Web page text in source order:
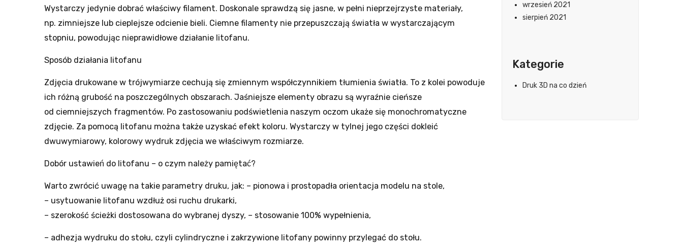
Wystarczy jedynie dobrać właściwy filament. Doskonale sprawdzą się jasne, w pełni nieprzejrzyste materiały,
np. zimniejsze lub cieplejsze odcienie bieli. Ciemne filamenty nie przepuszczają światła w wystarczającym
stopniu, powodując nieprawidłowe działanie litofanu.
Sposób działania litofanu
Zdjęcia drukowane w trójwymiarze cechują się zmiennym współczynnikiem tłumienia światła. To z kolei powoduje
ich różną grubość na poszczególnych obszarach. Jaśniejsze elementy obrazu są wyraźnie cieńsze
od ciemniejszych fragmentów. Po zastosowaniu podświetlenia naszym oczom ukaże się monochromatyczne
zdjęcie. Za pomocą litofanu można także uzyskać efekt koloru. Wystarczy w tylnej jego części dokleić
dwuwymiarowy, kolorowy wydruk zdjęcia we właściwym rozmiarze.
Dobór ustawień do litofanu – o czym należy pamiętać?
Warto zwrócić uwagę na takie parametry druku, jak: – pionowa i prostopadła orientacja modelu na stole,
– usytuowanie litofanu wzdłuż osi ruchu drukarki,
– szerokość ścieżki dostosowana do wybranej dyszy, – stosowanie 100% wypełnienia,
– adhezja wydruku do stołu, czyli cylindryczne i zakrzywione litofany powinny przylegać do stołu.
wrzesień 2021
sierpień 2021
Kategorie
Druk 3D na co dzień